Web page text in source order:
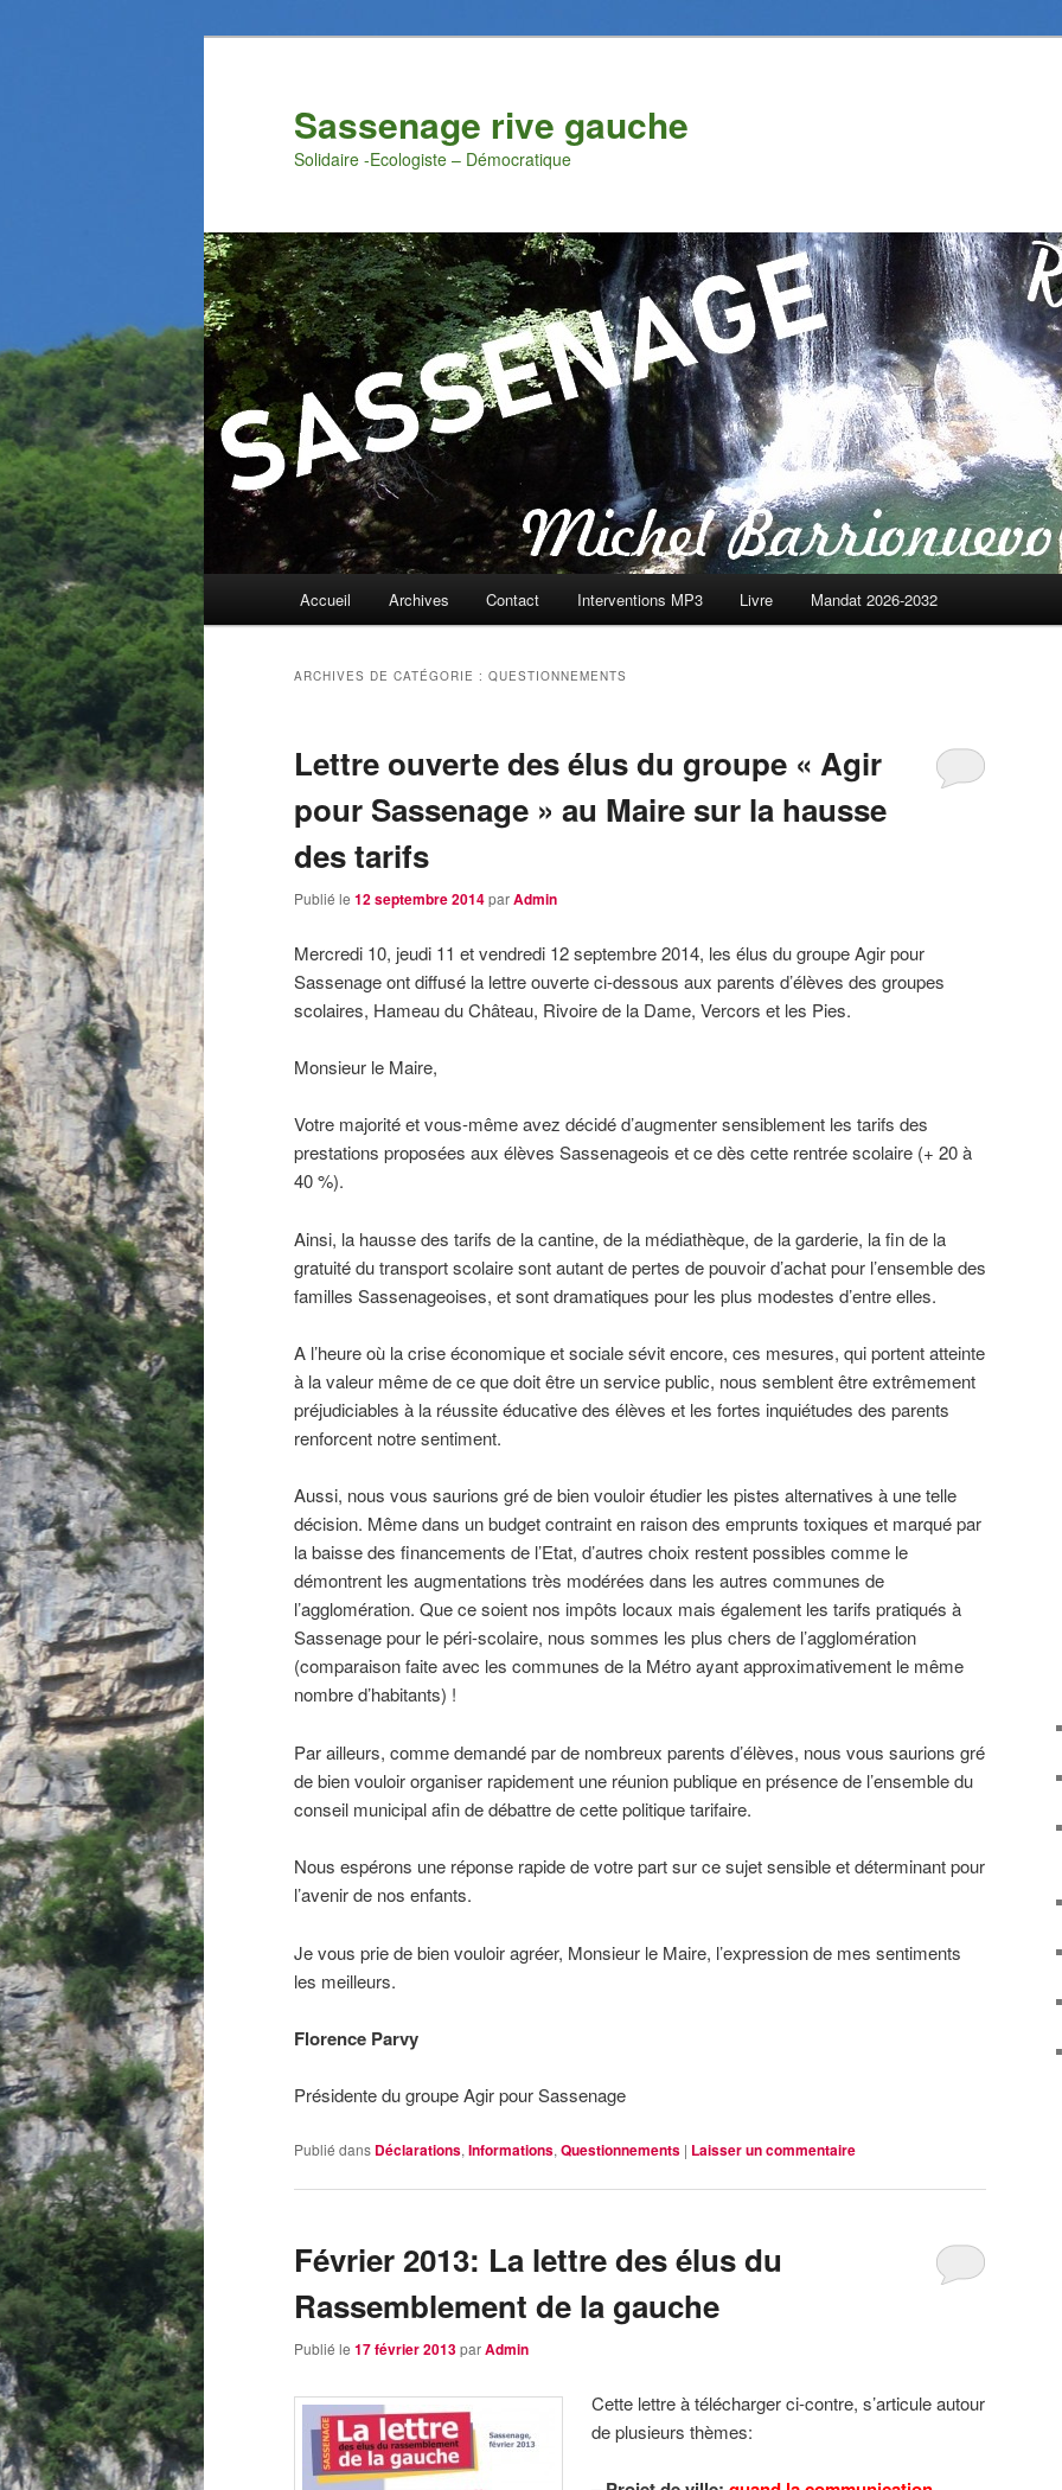
Sassenage rive gauche
Solidaire -Ecologiste – Démocratique
Accueil Archives Contact Interventions MP3 Livre Mandat 2026-2032
ARCHIVES DE CATÉGORIE : QUESTIONNEMENTS
Lettre ouverte des élus du groupe « Agir
pour Sassenage » au Maire sur la hausse
des tarifs
Publié le 12 septembre 2014parAdmin
Mercredi 10, jeudi 11 et vendredi 12 septembre 2014, les élus du groupe Agir pour
Sassenage ont diffusé la lettre ouverte ci-dessous aux parents d’élèves des groupes
scolaires, Hameau du Château, Rivoire de la Dame, Vercors et les Pies.
Monsieur le Maire,
Votre majorité et vous-même avez décidé d’augmenter sensiblement les tarifs des
prestations proposées aux élèves Sassenageois et ce dès cette rentrée scolaire (+ 20 à
40 %).
Ainsi, la hausse des tarifs de la cantine, de la médiathèque, de la garderie, la fin de la
gratuité du transport scolaire sont autant de pertes de pouvoir d’achat pour l’ensemble des
familles Sassenageoises, et sont dramatiques pour les plus modestes d’entre elles.
A l’heure où la crise économique et sociale sévit encore, ces mesures, qui portent atteinte
à la valeur même de ce que doit être un service public, nous semblent être extrêmement
préjudiciables à la réussite éducative des élèves et les fortes inquiétudes des parents
renforcent notre sentiment.
Aussi, nous vous saurions gré de bien vouloir étudier les pistes alternatives à une telle
décision. Même dans un budget contraint en raison des emprunts toxiques et marqué par
la baisse des financements de l’Etat, d’autres choix restent possibles comme le
démontrent les augmentations très modérées dans les autres communes de
l’agglomération. Que ce soient nos impôts locaux mais également les tarifs pratiqués à
Sassenage pour le péri-scolaire, nous sommes les plus chers de l’agglomération
(comparaison faite avec les communes de la Métro ayant approximativement le même
nombre d’habitants) !
Par ailleurs, comme demandé par de nombreux parents d’élèves, nous vous saurions gré
de bien vouloir organiser rapidement une réunion publique en présence de l’ensemble du
conseil municipal afin de débattre de cette politique tarifaire.
Nous espérons une réponse rapide de votre part sur ce sujet sensible et déterminant pour
l’avenir de nos enfants.
Je vous prie de bien vouloir agréer, Monsieur le Maire, l’expression de mes sentiments
les meilleurs.
Florence Parvy
Présidente du groupe Agir pour Sassenage
Publié dans Déclarations, Informations, Questionnements | Laisser un commentaire
Février 2013: La lettre des élus du
Rassemblement de la gauche
Publié le 17 février 2013parAdmin
Cette lettre à télécharger ci-contre, s’articule autour
de plusieurs thèmes: